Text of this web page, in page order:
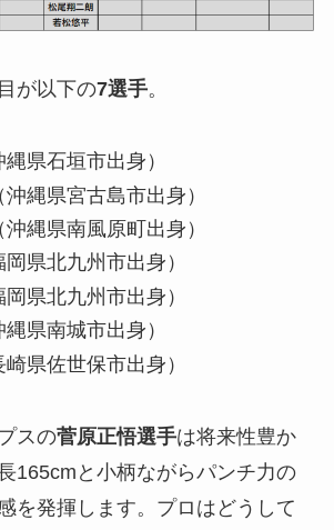
が以下の7選手。
県石垣市出身）
縄県宮古島市出身）
縄県南風原町出身）
県北九州市出身）
県北九州市出身）
県南城市出身）
県佐世保市出身）
スの菅原正悟選手は将来性豊か
165cmと小柄ながらパンチ力の
を発揮します。プロはどうして